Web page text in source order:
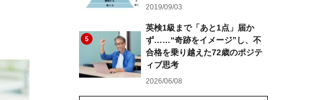
2019/09/03
5
英検1級まで「あと1点」届か
ず……“奇跡をイメージ”し、不
合格を乗り越えた72歳のポジテ
ィブ思考
2026/06/08